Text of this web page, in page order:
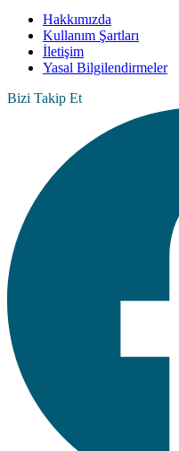
Hakkımızda
Kullanım Şartları
İletişim
Yasal Bilgilendirmeler
Bizi Takip Et